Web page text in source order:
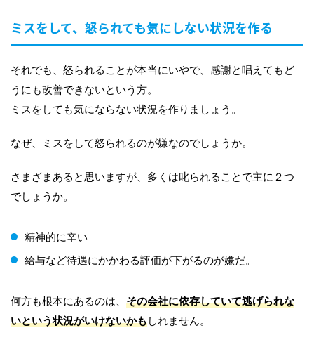
ミスをして、怒られても気にしない状況を作る
それでも、怒られることが本当にいやで、感謝と唱えてもど
うにも改善できないという方。
ミスをしても気にならない状況を作りましょう。
なぜ、ミスをして怒られるのが嫌なのでしょうか。
さまざまあると思いますが、多くは叱られることで主に２つ
でしょうか。
精神的に辛い
給与など待遇にかかわる評価が下がるのが嫌だ。
何方も根本にあるのは、 その会社に依存していて逃げられな
いという状況がいけないかもしれません。